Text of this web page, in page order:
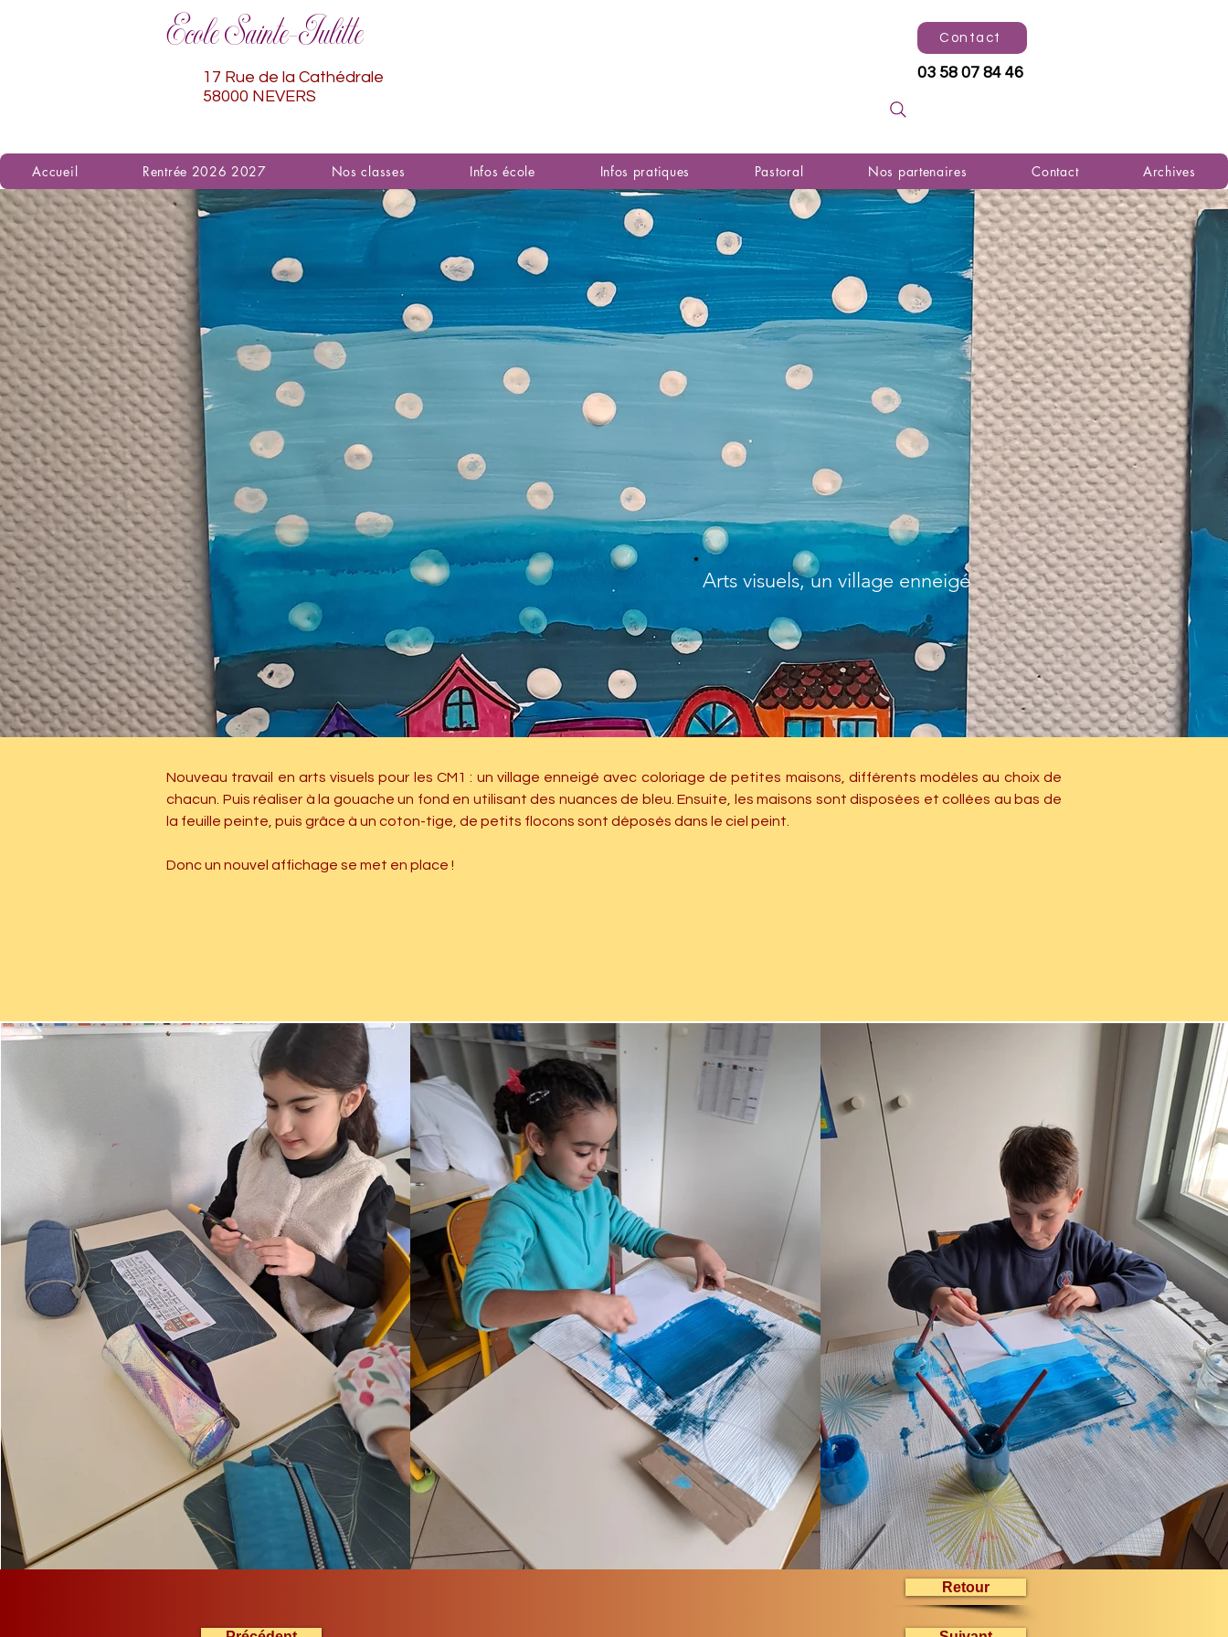
Ecole Sainte-Julitte
17 Rue de la Cathédrale
58000 NEVERS
Contact
03 58 07 84 46
Accueil Rentrée 2026 2027 Nos classes Infos école Infos pratiques Pastoral Nos partenaires Contact Archives
Arts visuels, un village enneigé
Nouveau travail en arts visuels pour les CM1 : un village enneigé avec coloriage de petites maisons, différents modèles au choix de
chacun. Puis réaliser à la gouache un fond en utilisant des nuances de bleu. Ensuite, les maisons sont disposées et collées au bas de
la feuille peinte, puis grâce à un coton-tige, de petits flocons sont déposés dans le ciel peint.
Donc un nouvel affichage se met en place !
Retour